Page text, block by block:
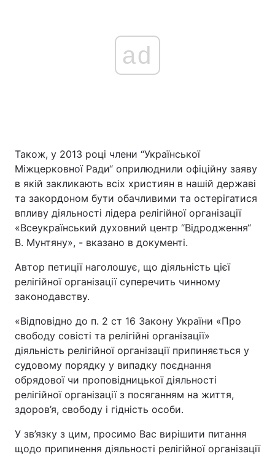
ad
Також, у 2013 році члени “Української
Міжцерковної Ради“ оприлюднили офіційну заяву
в якій закликають всіх християн в нашій державі
та закордоном бути обачливими та остерігатися
впливу діяльності лідера релігійної організації
«Всеукраїнський духовний центр “Відродження“
В. Мунтяну», - вказано в документі.
Автор петиції наголошує, що діяльність цієї
релігійної організації суперечить чинному
законодавству.
«Відповідно до п. 2 ст 16 Закону України «Про
свободу совісті та релігійні організації»
діяльність релігійної організації припиняється у
судовому порядку у випадку поєднання
обрядової чи проповідницької діяльності
релігійної організації з посяганням на життя,
здоров’я, свободу і гідність особи.
У зв’язку з цим, просимо Вас вирішити питання
щодо припинення діяльності релігійної організації